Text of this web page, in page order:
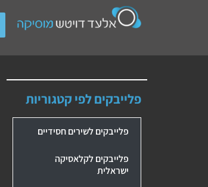
פלייבקים לפי קטגוריות
פלייבקים לשירים חסידיים
פלייבקים לקלאסיקה
ישראלית